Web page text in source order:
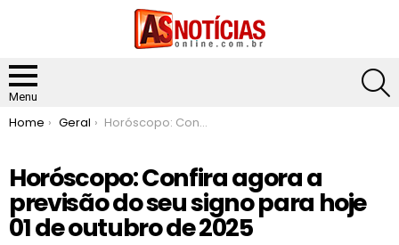
Menu
You are here:
Home Geral Horóscopo: Confira agora a previsão do seu signo para hoje 01 de outubro de 2025
Horóscopo: Confira agora a
previsão do seu signo para hoje
01 de outubro de 2025